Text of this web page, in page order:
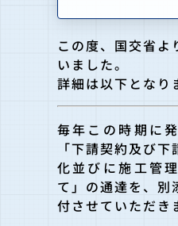
この度、国交省よ
いました。
詳細は以下となり
毎年この時期に
「下請契約及び
化並びに施工管
て」の通達を、別
付させていただき